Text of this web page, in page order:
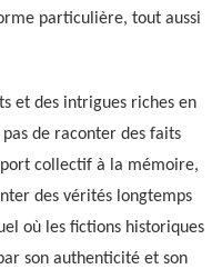
particulière, tout aussi
et des intrigues riches en
de raconter des faits
collectif à la mémoire,
des vérités longtemps
où les fictions historiques
son authenticité et son